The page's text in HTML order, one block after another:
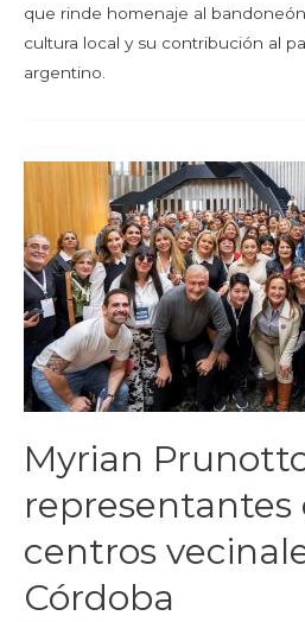
que rinde homenaje al
cultura local y su contribución al
argentino.
Myrian
representantes
centros
Córdoba